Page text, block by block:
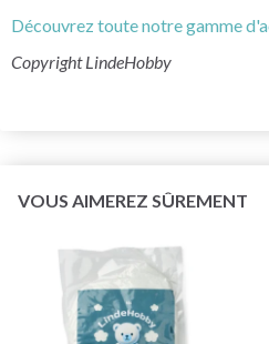
Découvrez toute notre gamme
Copyright LindeHobby
VOUS AIMEREZ SÛREMENT